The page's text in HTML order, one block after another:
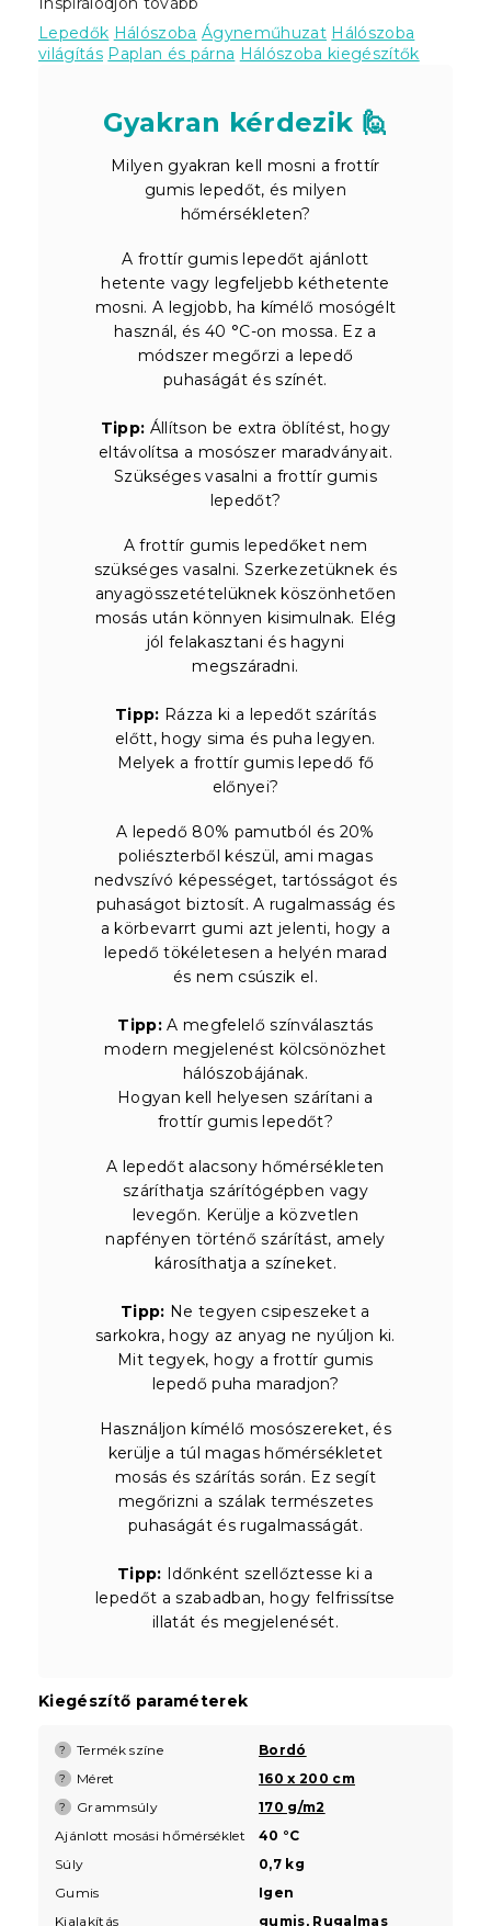
Lepedők Hálószoba Ágyneműhuzat Hálószoba
világítás Paplan és párna Hálószoba kiegészítők
Gyakran kérdezik 🙋
Milyen gyakran kell mosni a frottír
gumis lepedőt, és milyen
hőmérsékleten?
A frottír gumis lepedőt ajánlott
hetente vagy legfeljebb kéthetente
mosni. A legjobb, ha kímélő mosógélt
használ, és 40 °C-on mossa. Ez a
módszer megőrzi a lepedő
puhaságát és színét.
Tipp: Állítson be extra öblítést, hogy
eltávolítsa a mosószer maradványait.
Szükséges vasalni a frottír gumis
lepedőt?
A frottír gumis lepedőket nem
szükséges vasalni. Szerkezetüknek és
anyagösszetételüknek köszönhetően
mosás után könnyen kisimulnak. Elég
jól felakasztani és hagyni
megszáradni.
Tipp: Rázza ki a lepedőt szárítás
előtt, hogy sima és puha legyen.
Melyek a frottír gumis lepedő fő
előnyei?
A lepedő 80% pamutból és 20%
poliészterből készül, ami magas
nedvszívó képességet, tartósságot és
puhaságot biztosít. A rugalmasság és
a körbevarrt gumi azt jelenti, hogy a
lepedő tökéletesen a helyén marad
és nem csúszik el.
Tipp: A megfelelő színválasztás
modern megjelenést kölcsönözhet
hálószobájának.
Hogyan kell helyesen szárítani a
frottír gumis lepedőt?
A lepedőt alacsony hőmérsékleten
száríthatja szárítógépben vagy
levegőn. Kerülje a közvetlen
napfényen történő szárítást, amely
károsíthatja a színeket.
Tipp: Ne tegyen csipeszeket a
sarkokra, hogy az anyag ne nyúljon ki.
Mit tegyek, hogy a frottír gumis
lepedő puha maradjon?
Használjon kímélő mosószereket, és
kerülje a túl magas hőmérsékletet
mosás és szárítás során. Ez segít
megőrizni a szálak természetes
puhaságát és rugalmasságát.
Tipp: Időnként szellőztesse ki a
lepedőt a szabadban, hogy felfrissítse
illatát és megjelenését.
Kiegészítő paraméterek
? Termék színe Bordó
? Méret 160 x 200 cm
? Grammsúly
170 g/m2
Ajánlott mosási hőmérséklet
40 °C
Súly
0,7 kg
Gumis
Igen
Kialakítás
gumis, Rugalmas